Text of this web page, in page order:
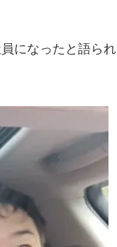
になったと語られ